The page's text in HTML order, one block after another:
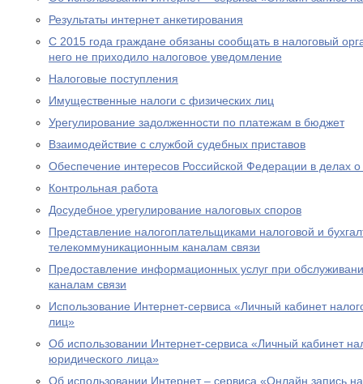
Результаты интернет анкетирования
С 2015 года граждане обязаны сообщать в налоговый
него не приходило налоговое уведомление
Налоговые поступления
Имущественные налоги с физических лиц
Урегулирование задолженности по платежам в бюджет
Взаимодействие с службой судебных приставов
Обеспечение интересов Российской Федерации в делах о
Контрольная работа
Досудебное урегулирование налоговых споров
Представление налогоплательщиками налоговой и
телекоммуникационным каналам связи
Предоставление информационных услуг при
каналам связи
Использование Интернет-сервиса «Личный кабинет
лиц»
Об использовании Интернет-сервиса «Личный кабинет
юридического лица»
Об использовании Интернет – сервиса «Онлайн запись